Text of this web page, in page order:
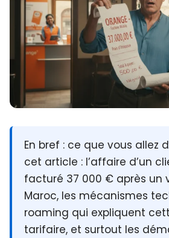
En bref : ce que vous allez
cet article : l’affaire d’un
facturé 37 000 € après un
Maroc, les mécanismes
roaming qui expliquent
tarifaire, et surtout les